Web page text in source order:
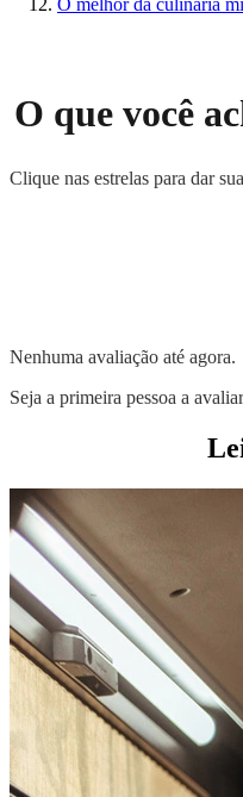
O que você
Clique nas estrelas para dar
Nenhuma avaliação até agora.
Seja a primeira pessoa a